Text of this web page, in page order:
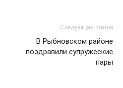
Следующая статья
В Рыбновском районе
поздравили супружеские
пары